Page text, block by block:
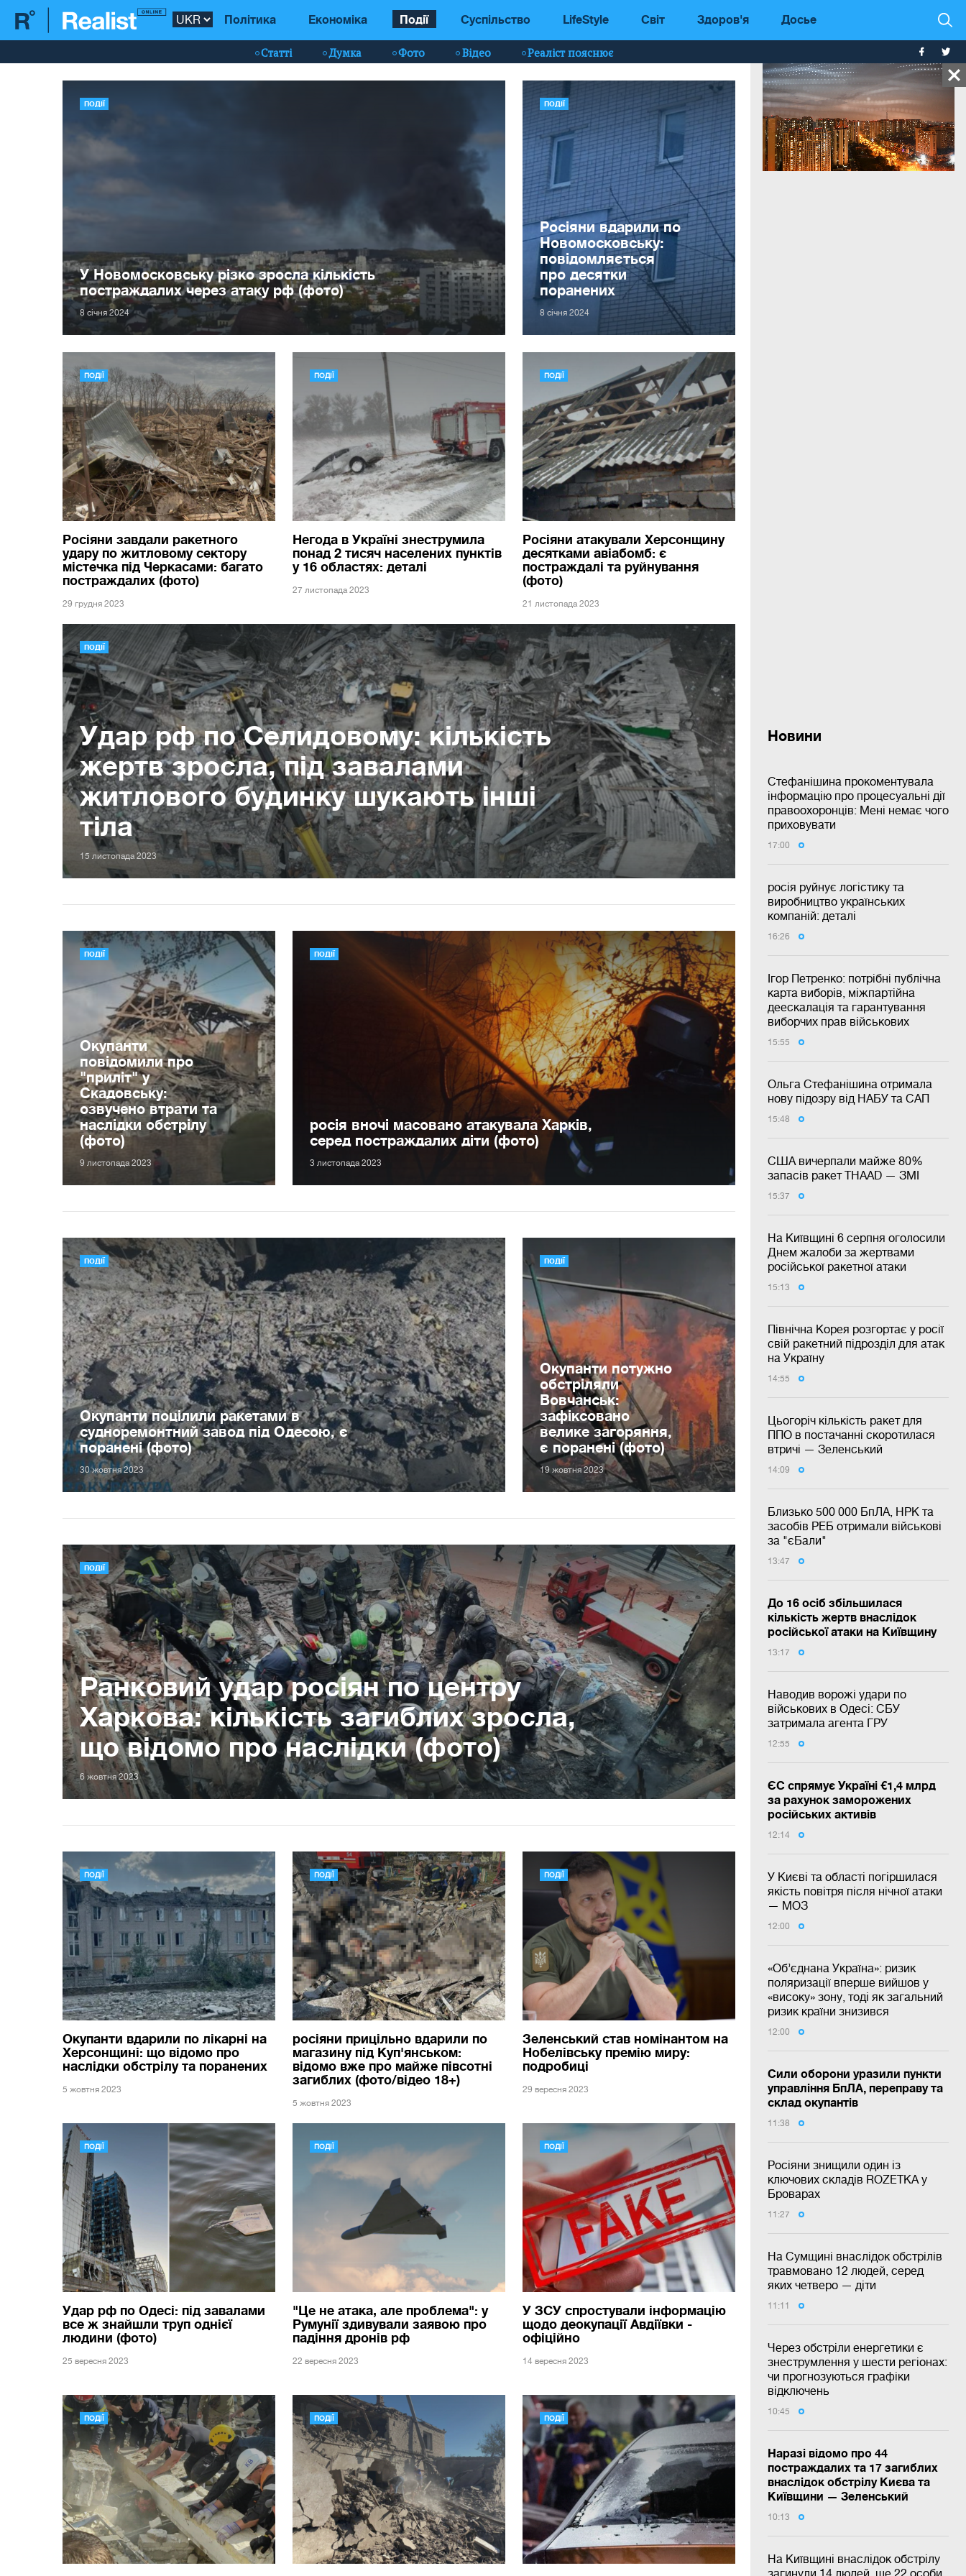
Політика Економіка Події Суспільство LifeStyle Світ Здоров'я Досье
Статті Думка Фото Відео Реаліст пояснює
Новини
Стефанішина прокоментувала
інформацію про процесуальні дії
правоохоронців: Мені немає чого
приховувати
17:00
росія руйнує логістику та
виробництво українських
компаній: деталі
16:26
Ігор Петренко: потрібні публічна
карта виборів, міжпартійна
деескалація та гарантування
виборчих прав військових
15:55
Ольга Стефанішина отримала
нову підозру від НАБУ та САП
15:48
США вичерпали майже 80%
запасів ракет THAAD — ЗМІ
15:37
На Київщині 6 серпня оголосили
Днем жалоби за жертвами
російської ракетної атаки
15:13
Північна Корея розгортає у росії
свій ракетний підрозділ для атак
на Україну
14:55
Цьогоріч кількість ракет для
ППО в постачанні скоротилася
втричі — Зеленський
14:09
Близько 500 000 БпЛА, НРК та
засобів РЕБ отримали військові
за "єБали"
13:47
До 16 осіб збільшилася
кількість жертв внаслідок
російської атаки на Київщину
13:17
Наводив ворожі удари по
військових в Одесі: СБУ
затримала агента ГРУ
12:55
ЄС спрямує Україні €1,4 млрд
за рахунок заморожених
російських активів
12:14
У Києві та області погіршилася
якість повітря після нічної атаки
— МОЗ
12:00
«Об’єднана Україна»: ризик
поляризації вперше вийшов у
«високу» зону, тоді як загальний
ризик країни знизився
12:00
Сили оборони уразили пункти
управління БпЛА, переправу та
склад окупантів
11:38
Росіяни знищили один із
ключових складів ROZETKA у
Броварах
11:27
На Сумщині внаслідок обстрілів
травмовано 12 людей, серед
яких четверо — діти
11:11
Через обстріли енергетики є
знеструмлення у шести регіонах:
чи прогнозуються графіки
відключень
10:45
Наразі відомо про 44
постраждалих та 17 загиблих
внаслідок обстрілу Києва та
Київщини — Зеленський
10:13
На Київщині внаслідок обстрілу
загинули 14 людей, ще 22 особи
ПОДІЇ
У Новомосковську різко зросла кількість
постраждалих через атаку рф (фото)
8 сiчня 2024
ПОДІЇ
Росіяни вдарили по
Новомосковську:
повідомляється
про десятки
поранених
8 сiчня 2024
ПОДІЇ
Росіяни завдали ракетного
удару по житловому сектору
містечка під Черкасами: багато
постраждалих (фото)
29 грудня 2023
ПОДІЇ
Негода в Україні знеструмила
понад 2 тисяч населених пунктів
у 16 областях: деталі
27 листопада 2023
ПОДІЇ
Росіяни атакували Херсонщину
десятками авіабомб: є
постраждалі та руйнування
(фото)
21 листопада 2023
ПОДІЇ
Удар рф по Селидовому: кількість
жертв зросла, під завалами
житлового будинку шукають інші
тіла
15 листопада 2023
ПОДІЇ
Окупанти
повідомили про
"приліт" у
Скадовську:
озвучено втрати та
наслідки обстрілу
(фото)
9 листопада 2023
ПОДІЇ
росія вночі масовано атакувала Харків,
серед постраждалих діти (фото)
3 листопада 2023
ПОДІЇ
Окупанти поцілили ракетами в
судноремонтний завод під Одесою, є
поранені (фото)
30 жовтня 2023
ПОДІЇ
Окупанти потужно
обстріляли
Вовчанськ:
зафіксовано
велике загоряння,
є поранені (фото)
19 жовтня 2023
ПОДІЇ
Ранковий удар росіян по центру
Харкова: кількість загиблих зросла,
що відомо про наслідки (фото)
6 жовтня 2023
ПОДІЇ
Окупанти вдарили по лікарні на
Херсонщині: що відомо про
наслідки обстрілу та поранених
5 жовтня 2023
ПОДІЇ
росіяни прицільно вдарили по
магазину під Куп'янськом:
відомо вже про майже півсотні
загиблих (фото/відео 18+)
5 жовтня 2023
ПОДІЇ
Зеленський став номінантом на
Нобелівську премію миру:
подробиці
29 вересня 2023
ПОДІЇ
Удар рф по Одесі: під завалами
все ж знайшли труп однієї
людини (фото)
25 вересня 2023
ПОДІЇ
"Це не атака, але проблема": у
Румунії здивували заявою про
падіння дронів рф
22 вересня 2023
ПОДІЇ
У ЗСУ спростували інформацію
щодо деокупації Авдіївки -
офіційно
14 вересня 2023
ПОДІЇ ПОДІЇ ПОДІЇ